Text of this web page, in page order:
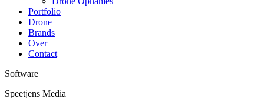
Portfolio
Drone
Brands
Over
Contact
Software
Speetjens Media